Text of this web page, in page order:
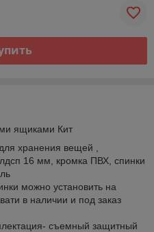
ящиками Кит
хранения вещей ,
16 мм, кромка ПВХ, спинки
можно установить на
в наличии и под заказ
съемный защитный